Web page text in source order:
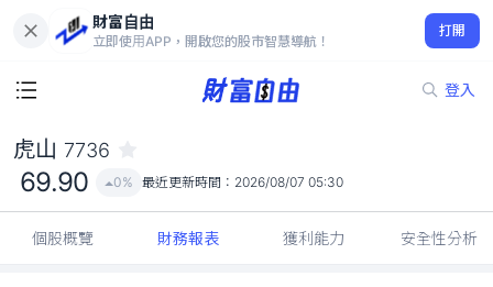
財富自由
立即使用APP，開啟您的股市智慧導航！
打開
登入
69.90
0%
虎山 7736
69.90 0% 最近更新時間： 2026/08/07 05:30
個股概覽 財務報表 獲利能力 安全性分析